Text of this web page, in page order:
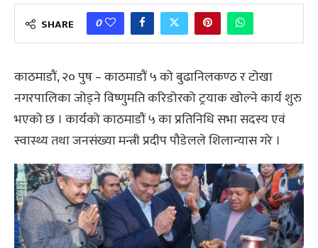
SHARE 0
काठमाडौं, २० पुष – काठमाडौं ५ को बुढानिलकण्ठ र टोखा
नगरपालिका जोड्ने विष्णुमति करिडोरको ट्रयाक खोल्ने कार्य शुरु
भएको छ । कार्यको काठमाडौं ५ का प्रतिनिधि सभा सदस्य एवं
स्वास्थ्य तथा जनसंख्या मन्त्री प्रदीप पौडेलले शिलान्यास गरे ।